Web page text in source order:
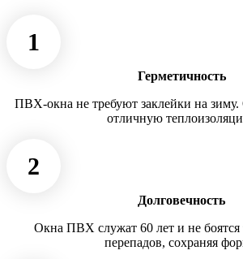
1
Герметичность
ПВХ-окна не требуют заклейки на
отличную
2
Долговечность
Окна ПВХ служат 60 лет и не боятся
перепадов, сохраняя